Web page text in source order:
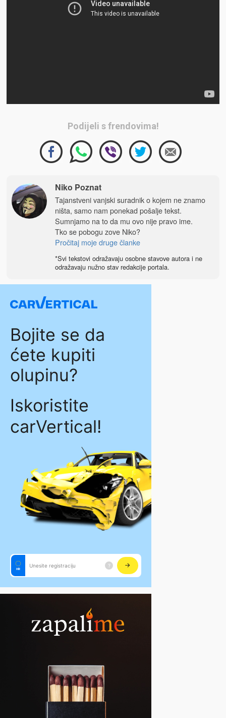
Podijeli s frendovima!
Niko Poznat
Tajanstveni vanjski suradnik o kojem ne znamo
ništa, samo nam ponekad pošalje tekst.
Sumnjamo na to da mu ovo nije pravo ime.
Tko se pobogu zove Niko?
Pročitaj moje druge članke
*Svi tekstovi odražavaju osobne stavove autora i ne
odražavaju nužno stav redakcije portala.